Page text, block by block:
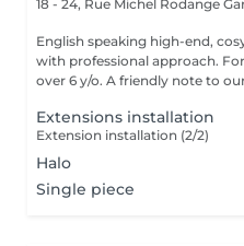
18 - 24, Rue Michel Rodange
English speaking high-end,
with professional approach.
over 6 y/o. A friendly note to
Extensions installation
Extension installation (2/2)
Halo
Single piece